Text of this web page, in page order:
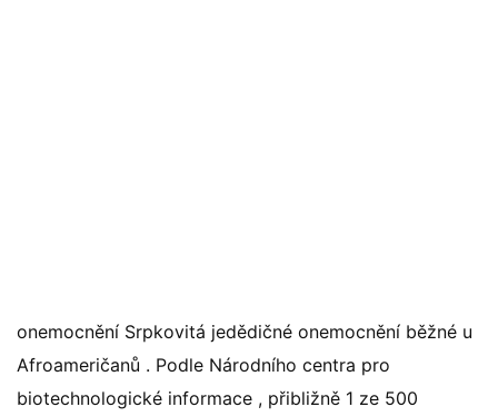
onemocnění Srpkovitá jedědičné onemocnění běžné u
Afroameričanů . Podle Národního centra pro
biotechnologické informace , přibližně 1 ze 500